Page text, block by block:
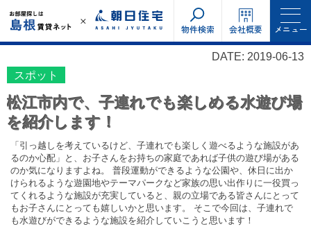
物件検索 会社概要 メニュー
DATE: 2019-06-13
スポット
松江市内で、子連れでも楽しめる水遊び場
を紹介します！
「引っ越しを考えているけど、子連れでも楽しく遊べるような施設があ
るのか心配」と、お子さんをお持ちの家庭であれば子供の遊び場がある
のか気になりますよね。 普段運動ができるような公園や、休日に出か
けられるような遊園地やテーマパークなど家族の思い出作りに一役買っ
てくれるような施設が充実していると、親の立場である皆さんにとって
もお子さんにとっても嬉しいかと思います。 そこで今回は、子連れで
も水遊びができるような施設を紹介していこうと思います！